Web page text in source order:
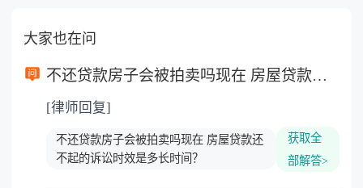
大家也在问
不还贷款房子会被拍卖吗现在 房屋贷款还不起的诉讼时效是多长时间？
[律师回复]
不还贷款房子会被拍卖吗现在 房屋贷款还
不起的诉讼时效是多长时间？
获取全
部解答>